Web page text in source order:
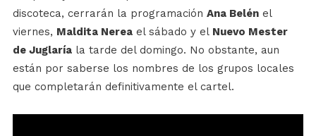
discoteca, cerrarán la programación Ana Belénel
viernes, Maldita Nereael sábado y el Nuevo Mester
de Juglaríala tarde del domingo. No obstante, aun
están por saberse los nombres de los grupos locales
que completarán definitivamente el cartel.